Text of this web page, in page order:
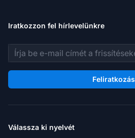
Iratkozzon fel hírlevelünkre
E-mail cím
Feliratkozás
Válassza ki nyelvét